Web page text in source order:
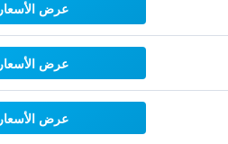
عرض الأسعار
عرض الأسعار
عرض الأسعار